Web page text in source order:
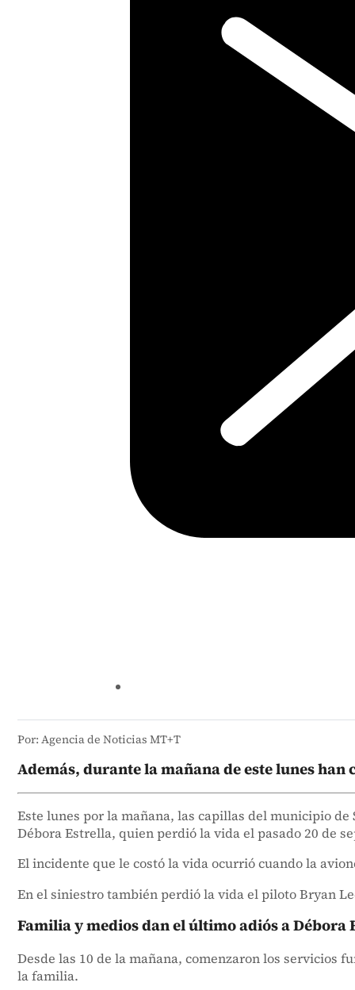
Por: Agencia de Noticias MT+T
Además, durante la mañana de este lunes
Este lunes por la mañana, las capillas del municipio
Débora Estrella, quien perdió la vida el pasado 20 de
El incidente que le costó la vida ocurrió cuando la
En el siniestro también perdió la vida el piloto Bryan
Familia y medios dan el último adiós a Débora
Desde las 10 de la mañana, comenzaron los servicios
la familia.